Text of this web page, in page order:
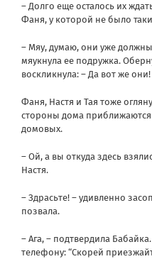
– Долго еще осталось их
Фаня, у которой не было
– Мяу, думаю, они уже
мяукнула ее подружка.
воскликнула: – Да вот же они!
Фаня, Настя и Тая тоже
стороны дома приближаются
домовых.
– Ой, а вы откуда здесь
Настя.
– Здрасьте! – удивленно
позвала.
– Ага, – подтвердила
телефону: “Скорей